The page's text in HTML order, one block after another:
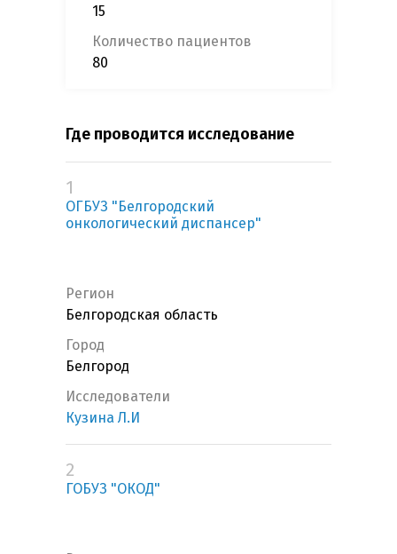
15
Количество пациентов
80
Где проводится исследование
1
ОГБУЗ "Белгородский
онкологический диспансер"
Регион
Белгородская область
Город
Белгород
Исследователи
Кузина Л.И
2
ГОБУЗ "ОКОД"